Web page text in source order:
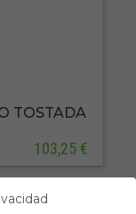
TOSTADA
103,25 €